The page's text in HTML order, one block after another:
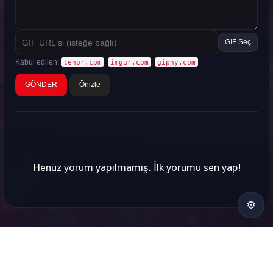
⚙
GIF Seç
Kabul edilen: tenor.com imgur.com giphy.com
Önizle
Henüz yorum yapılmamış. İlk yorumu sen yap!